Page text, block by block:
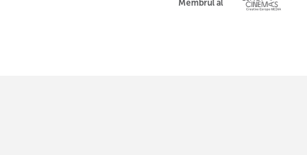
Membrul al